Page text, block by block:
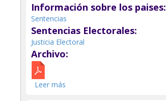
Información sobre los paises:
Sentencias
Sentencias Electorales:
Justicia Electoral
Archivo:
Leer más